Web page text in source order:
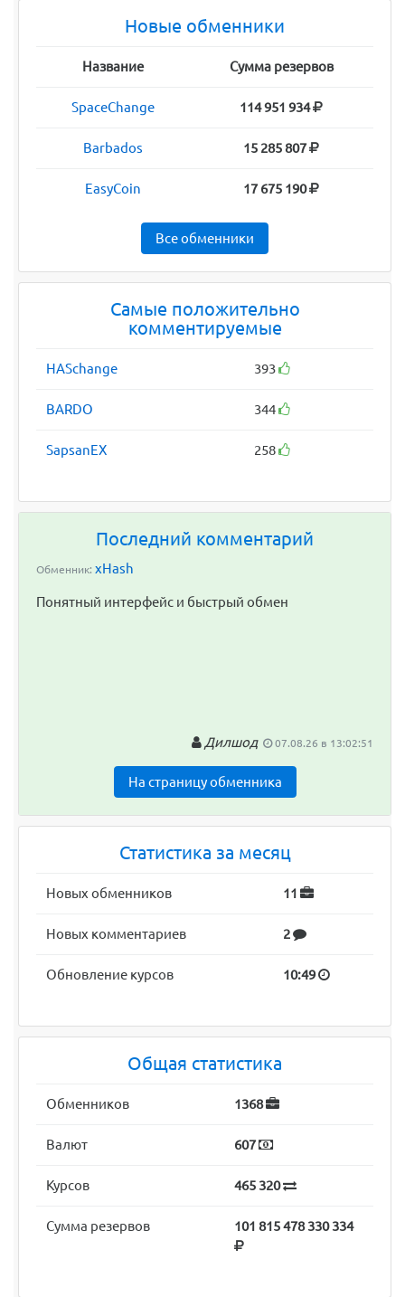
Новые обменники
Название Сумма резервов
SpaceChange 114 951 934
Barbados 15 285 807
EasyCoin 17 675 190
Все обменники
Самые положительно
комментируемые
HASchange 393
BARDO 344
SapsanEX 258
Последний комментарий
Обменник: xHash
Понятный интерфейс и быстрый обмен
Дилшод 07.08.26 в 13:02:51
На страницу обменника
Статистика за месяц
Новых обменников 11
Новых комментариев 2
Обновление курсов 10:49
Общая статистика
Обменников 1368
Валют 607
Курсов 465 320
Сумма резервов 101 815 478 330 334